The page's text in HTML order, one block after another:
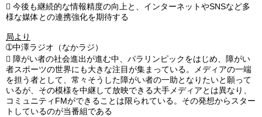
 今後も継続的な情報精度の向上と、インターネットやSNSなど多
様な媒体との連携強化を期待する
局より
➀中澤ラジオ（なかラジ）
 障がい者の社会進出が進む中、パラリンピックをはじめ、障がい
者スポーツの世界にも大きな注目が集まっている。メディアの一端
を担う者として、常々そうした障がい者の一助となりたいと願って
いるが、その模様を中継して放映できる大手メディアとは異なり、
コミュニティFMができることは限られている。その発想からスター
トしているのが当番組である